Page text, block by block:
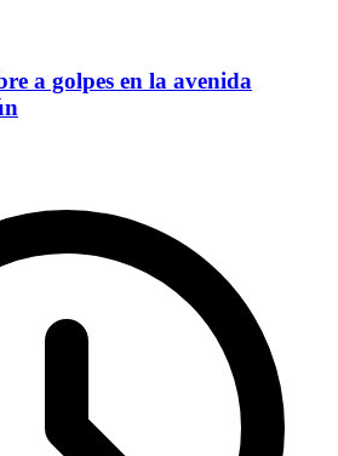
a golpes en la avenida